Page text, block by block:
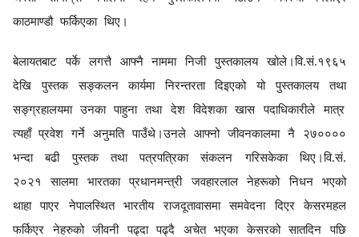
काठमाण्डौ फर्किएका थिए।
बेलायतबाट पर्के लगत्तै आफ्नै नाममा निजी पुस्तकालय खोले।वि.सं.१९६५
देखि पुस्तक सङ्कलन
कार्यमा निरन्तरता दिइएको योपुस्तकालय तथा
सङ्ग्रहालयमा
उनका पाहुना तथा देश विदेशका
खास पदाधिकारीले मात्र
त्यहाँ प्रवेशगर्ने अनुमतिपाउँथे।उनले आफ्नो जीवनकालमा नै २७००००
भन्दा बढी पुस्तक तथा पत्रपत्रिका संकलन गरिसकेका थिए।वि.सं.
२०२१ सालमाभारतका प्रधानमन्त्री जवहारलाल नेहरूको निधन भएको
थाहा पाएर नेपालस्थित भारतीय राजदूतावासमा समवेदना दिएर केसरमहल
फर्किएर नेहरुको जीवनी पढ्दा पढ्दै अचेत भएका केसरको सातदिन पछि